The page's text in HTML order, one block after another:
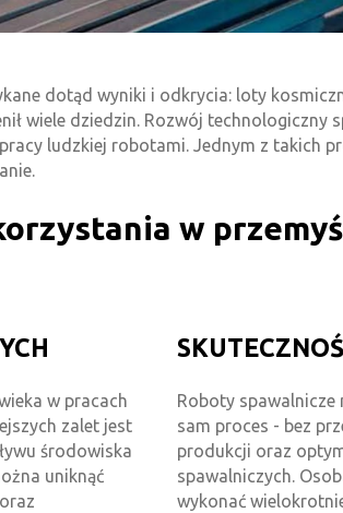
dotąd wyniki i odkrycia: loty
wiele dziedzin. Rozwój technologiczny
ludzkiej robotami. Jednym z takich
w
w pracach
zalet jest
środowiska
uniknąć
Roboty spawalnicze
sam proces - bez
produkcji oraz
spawalniczych.
wykonać